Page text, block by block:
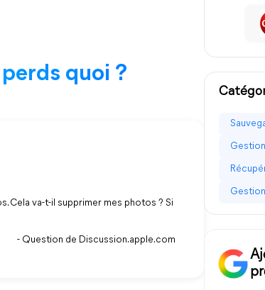
quoi ?
Cela va-t-il supprimer mes photos ? Si
- Question de Discussion.apple.com